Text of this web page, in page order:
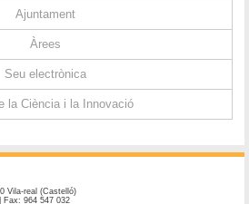
Ajuntament
Àrees
Seu electrònica
la Ciència i la Innovació
Vila-real (Castelló)
Fax: 964 547 032